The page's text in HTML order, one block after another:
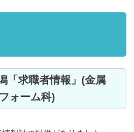
ォーム科)